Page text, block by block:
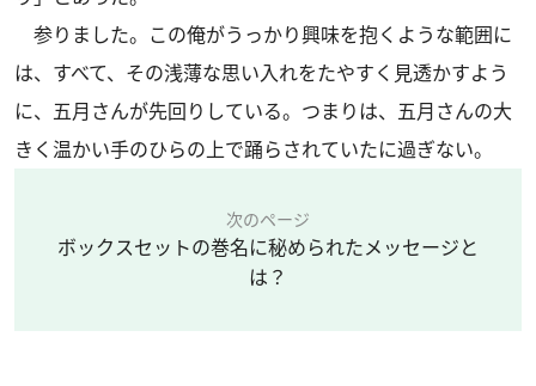
参りました。この俺がうっかり興味を抱くような範囲に
は、すべて、その浅薄な思い入れをたやすく見透かすよう
に、五月さんが先回りしている。つまりは、五月さんの大
きく温かい手のひらの上で踊らされていたに過ぎない。
次のページ
ボックスセットの巻名に秘められたメッセージと
は？